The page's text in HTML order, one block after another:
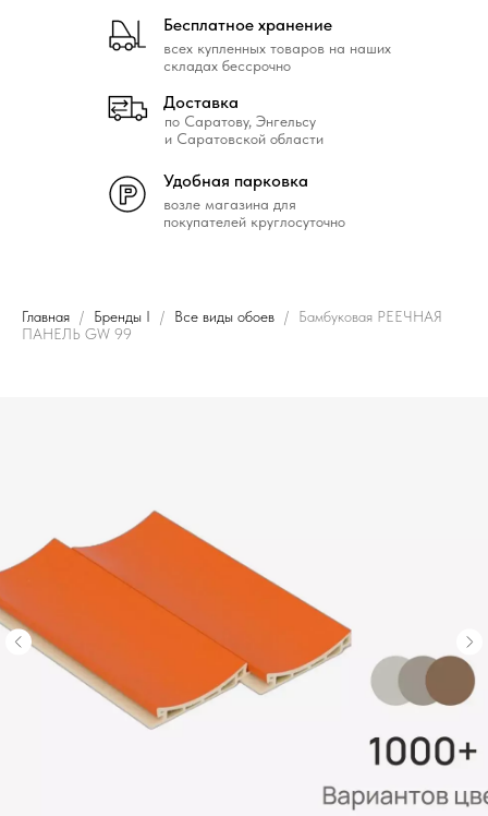
возле магазина для
покупателей круглосуточно
Удобная парковка
всех купленных товаров на наших
складах бессрочно
Бесплатное хранение
по Саратову, Энгельсу
и Саратовской области
Доставка
Главная Бренды I Все виды обоев
Бамбуковая РЕЕЧНАЯ
ПАНЕЛЬ GW 99